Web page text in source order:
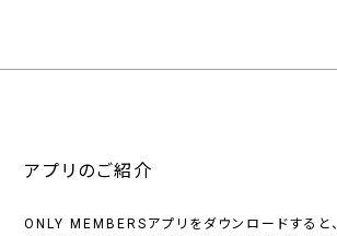
アプリのご紹介
ONLY MEMBERSアプリをダウンロードすると、